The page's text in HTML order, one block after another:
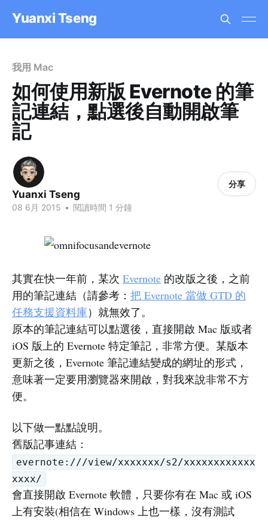
Yuanxi Tseng
我用 Mac
如何使用新版 Evernote 的筆
記連結，點選後自動開啟筆
記
Yuanxi Tseng
08 6月 2015 • 閱讀時間 1 分鐘
分享
其實在快一年前，某次 Evernote 的改版之後，之前
用的筆記連結（請參考： 把 Evernote 當做 GTD 的
任務支援資料庫）就無效了。
原本的筆記連結可以點選後，直接開啟 Mac 版或者
iOS 版上的 Evernote 特定筆記，非常方便。某版本
更新之後，Evernote 筆記連結變成的網址的形式，
意味著一定要用瀏覽器來開啟，對我來說非常不方
便。
以下做一點點說明。
舊版記事連結：
evernote:///view/xxxxxxx/s2/xxxxxxxxxxxx
xxxx/
會直接開啟 Evernote 軟體，只要你有在 Mac 或 iOS
上有安裝(相信在 Windows 上也一樣，沒有測試